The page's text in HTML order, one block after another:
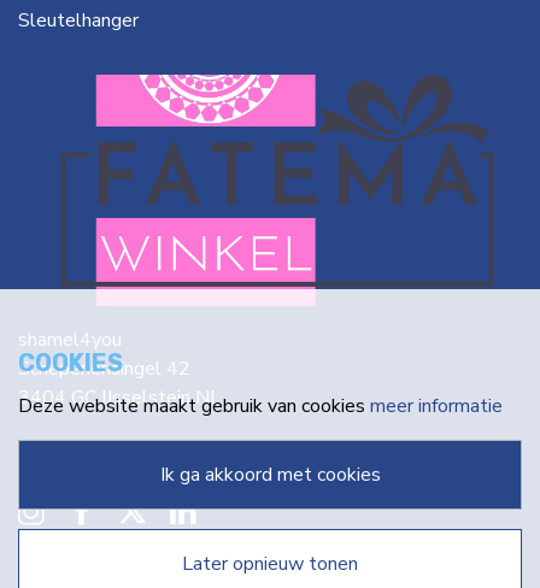
shamel4you
Schepenensingel 42
3404 GC IJsselstein NL
Sleutelhanger
COOKIES
Deze website maakt gebruik van cookies meer informatie
ik ga akkoord met cookies
later opnieuw tonen